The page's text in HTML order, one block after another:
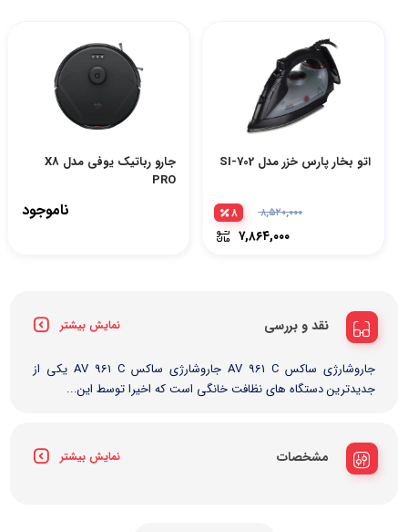
اتو بخار پارس خزر مدل SI-702
۸,۵۲۰,۰۰۰
۷,۸۶۴,۰۰۰
۸
جارو رباتیک یوفی مدل X8
PRO
ناموجود
نقد و بررسی نمایش بیشتر
جاروشارژی ساکس AV 961 C جاروشارژی ساکس AV 961 C یکی از
جدیدترین دستگاه های نظافت خانگی است که اخیرا توسط این...
مشخصات نمایش بیشتر